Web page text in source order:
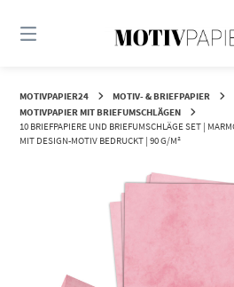
zum
MOTIVPAPIER24
MOTIV- & BRIEFPAPIER
MOTIVPAPIER MIT BRIEFUMSCHLÄGEN
10 BRIEFPAPIERE UND BRIEFUMSCHLÄGE SET |
MIT DESIGN-MOTIV BEDRUCKT | 90 G/M²